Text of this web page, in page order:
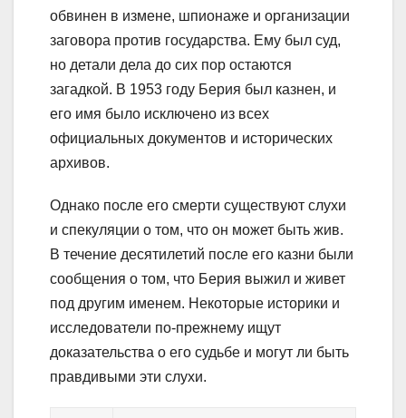
обвинен в измене, шпионаже и организации
заговора против государства. Ему был суд,
но детали дела до сих пор остаются
загадкой. В 1953 году Берия был казнен, и
его имя было исключено из всех
официальных документов и исторических
архивов.
Однако после его смерти существуют слухи
и спекуляции о том, что он может быть жив.
В течение десятилетий после его казни были
сообщения о том, что Берия выжил и живет
под другим именем. Некоторые историки и
исследователи по-прежнему ищут
доказательства о его судьбе и могут ли быть
правдивыми эти слухи.